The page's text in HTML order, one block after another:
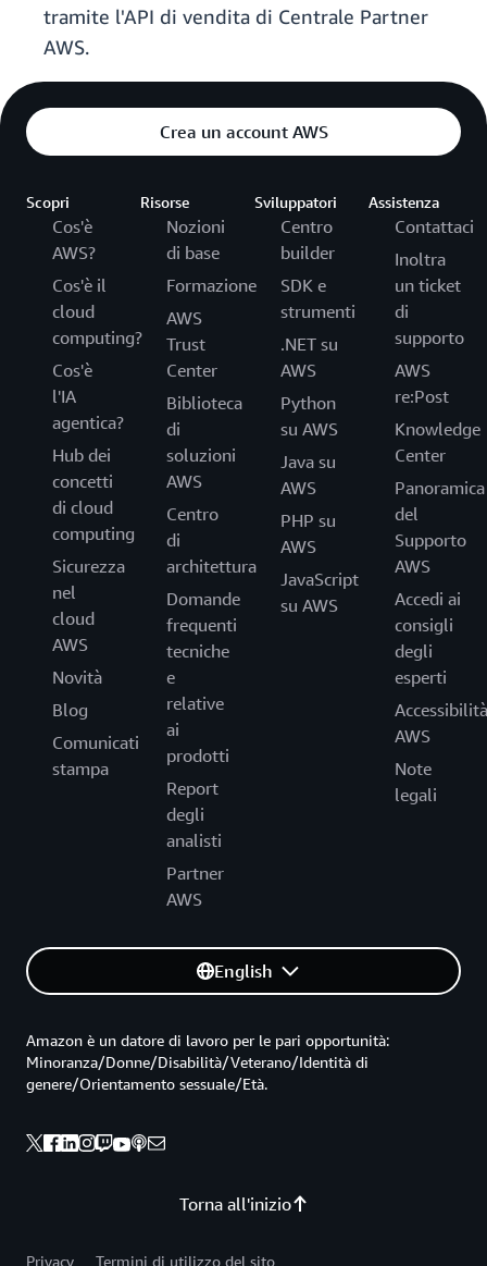
tramite l'API di vendita di Centrale Partner
AWS.
Crea un account AWS
Scopri
Cos'è
AWS?
Cos'è il
cloud
computing?
Cos'è
l'IA
agentica?
Hub dei
concetti
di cloud
computing
Sicurezza
nel
cloud
AWS
Novità
Blog
Comunicati
stampa
Risorse
Nozioni
di base
Formazione
AWS
Trust
Center
Biblioteca
di
soluzioni
AWS
Centro
di
architettura
Domande
frequenti
tecniche
e
relative
ai
prodotti
Report
degli
analisti
Partner
AWS
Sviluppatori
Centro
builder
SDK e
strumenti
.NET su
AWS
Python
su AWS
Java su
AWS
PHP su
AWS
JavaScript
su AWS
Assistenza
Contattaci
Inoltra
un ticket
di
supporto
AWS
re:Post
Knowledge
Center
Panoramica
del
Supporto
AWS
Accedi ai
consigli
degli
esperti
Accessibilità
AWS
Note
legali
English
Torna all'inizio
Amazon è un datore di lavoro per le pari opportunità:
Minoranza/Donne/Disabilità/Veterano/Identità di
genere/Orientamento sessuale/Età.
Privacy Termini di utilizzo del sito